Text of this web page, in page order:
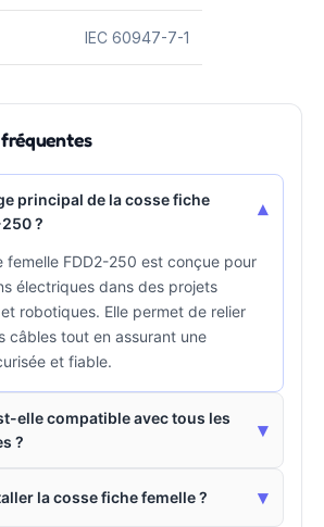
IEC 60947-7-1
principal de la cosse fiche
?
▾
femelle FDD2-250 est conçue pour
électriques dans des projets
robotiques. Elle permet de relier
câbles tout en assurant une
et fiable.
elle compatible avec tous les
?
▾
la cosse fiche femelle ? ▾